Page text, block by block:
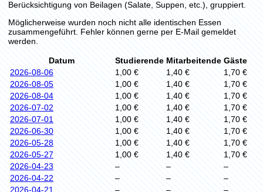
Berücksichtigung von Beilagen (Salate, Suppen, etc.), gruppiert.
Möglicherweise wurden noch nicht alle identischen Essen
zusammengeführt. Fehler können gerne per E-Mail gemeldet
werden.
Datum Studierende Mitarbeitende Gäste
2026-08-06
1,00 € 1,40 €
1,70 €
2026-08-05
1,00 € 1,40 €
1,70 €
2026-08-04
1,00 € 1,40 €
1,70 €
2026-07-02
1,00 € 1,40 €
1,70 €
2026-07-01
1,00 € 1,40 €
1,70 €
2026-06-30
1,00 € 1,40 €
1,70 €
2026-05-28
1,00 € 1,40 €
1,70 €
2026-05-27
1,00 € 1,40 €
1,70 €
2026-04-23
– –
–
2026-04-22
– –
–
2026-04-21
– – –